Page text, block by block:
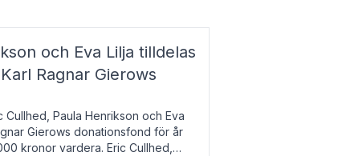
och Eva Lilja tilldelas
Ragnar Gierows
Paula Henrikson och Eva
Gierows donationsfond för år
kronor vardera. Eric Cullhed,